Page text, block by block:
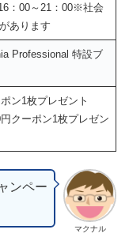
：00～21：00※社会
あります
Professional 特設ブ
ン1枚プレゼント
クーポン1枚プレゼン
マクナル
ンペー